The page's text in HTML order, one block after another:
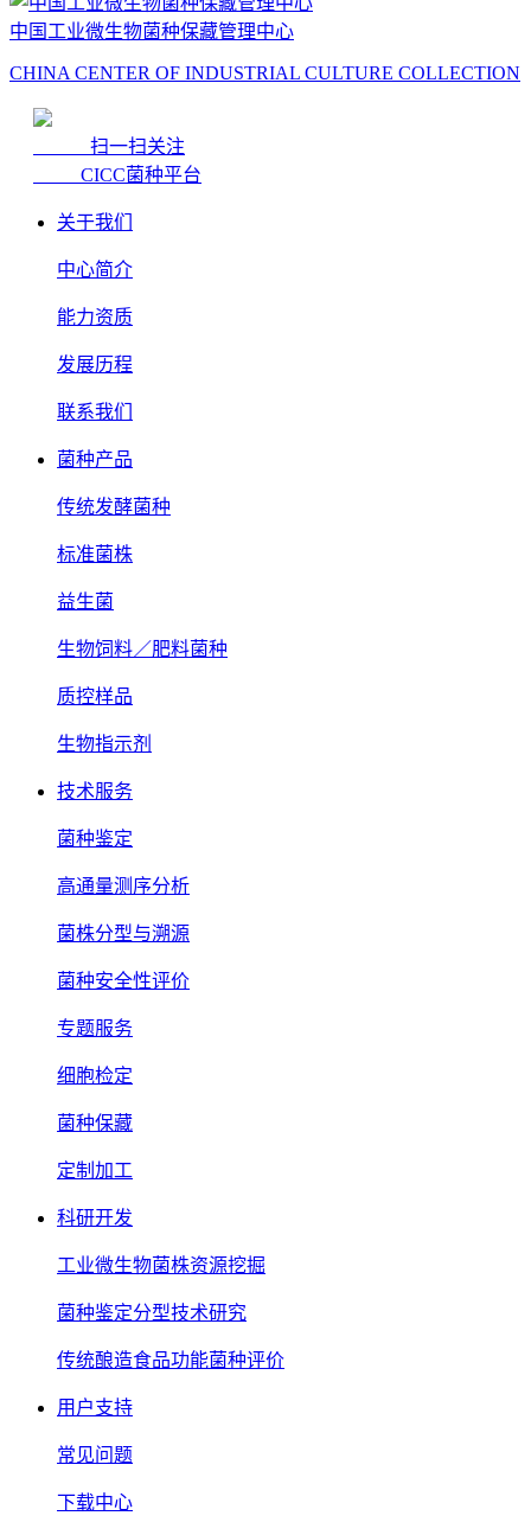
中国工业微生物菌种保藏管理中心
CHINA CENTER OF INDUSTRIAL CULTURE COLLECTION
扫一扫关注
CICC菌种平台
关于我们
中心简介
能力资质
发展历程
联系我们
菌种产品
传统发酵菌种
标准菌株
益生菌
生物饲料／肥料菌种
质控样品
生物指示剂
技术服务
菌种鉴定
高通量测序分析
菌株分型与溯源
菌种安全性评价
专题服务
细胞检定
菌种保藏
定制加工
科研开发
工业微生物菌株资源挖掘
菌种鉴定分型技术研究
传统酿造食品功能菌种评价
用户支持
常见问题
下载中心